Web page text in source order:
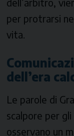
dell’arbitro,
per protrarsi
vita.
dell’era
Le parole di
scalpore per
osservano un